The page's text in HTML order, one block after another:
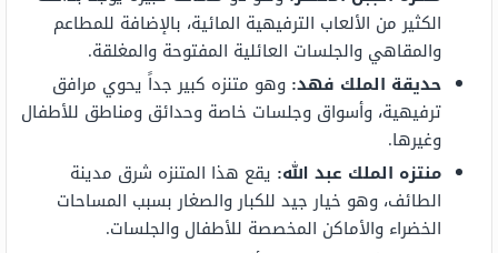
الكثير من الألعاب الترفيهية المائية، بالإضافة للمطاعم
والمقاهي والجلسات العائلية المفتوحة والمغلقة.
حديقة الملك فهد: وهو متنزه كبير جداً يحوي مرافق
ترفيهية، وأسواق وجلسات خاصة وحدائق ومناطق للأطفال
وغيرها.
منتزه الملك عبد الله: يقع هذا المتنزه شرق مدينة
الطائف، وهو خيار جيد للكبار والصغار بسبب المساحات
الخضراء والأماكن المخصصة للأطفال والجلسات.